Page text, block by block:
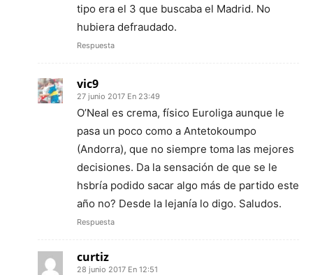
tipo era el 3 que buscaba el Madrid. No
hubiera defraudado.
Respuesta
vic9
27 junio 2017 En 23:49
O’Neal es crema, físico Euroliga aunque le
pasa un poco como a Antetokoumpo
(Andorra), que no siempre toma las mejores
decisiones. Da la sensación de que se le
hsbría podido sacar algo más de partido este
año no? Desde la lejanía lo digo. Saludos.
Respuesta
curtiz
28 junio 2017 En 12:51